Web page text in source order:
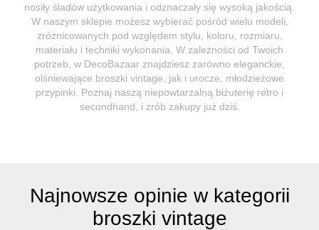
nosiły śladów użytkowania i odznaczały się wysoką jakością.
W naszym sklepie możesz wybierać pośród wielu modeli,
zróżnicowanych pod względem stylu, koloru, rozmiaru,
materiału i techniki wykonania. W zależności od Twoich
potrzeb, w DecoBazaar znajdziesz zarówno eleganckie,
olśniewające broszki vintage, jak i urocze, młodzieżowe
przypinki. Poznaj naszą niepowtarzalną biżuterię retro i
secondhand, i zrób zakupy już dziś.
Najnowsze opinie w kategorii
broszki vintage